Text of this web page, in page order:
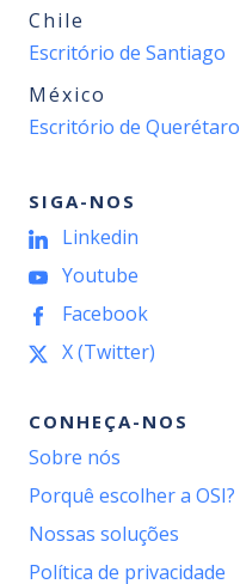
Chile
Escritório de Santiago
México
Escritório de Querétaro
SIGA-NOS
Linkedin
Youtube
Facebook
X (Twitter)
CONHEÇA-NOS
Sobre nós
Porquê escolher a OSI?
Nossas soluções
Política de privacidade